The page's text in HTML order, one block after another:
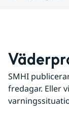
SMHI
fredagar. Eller